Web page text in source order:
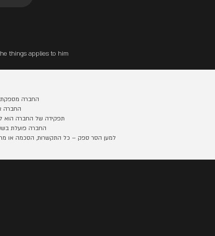
things applies to him
החברה מספקת
החברה
תפקידה של החברה הוא
החברה פועלת
למען הסר ספק – כל התקשרות, הסכמה או